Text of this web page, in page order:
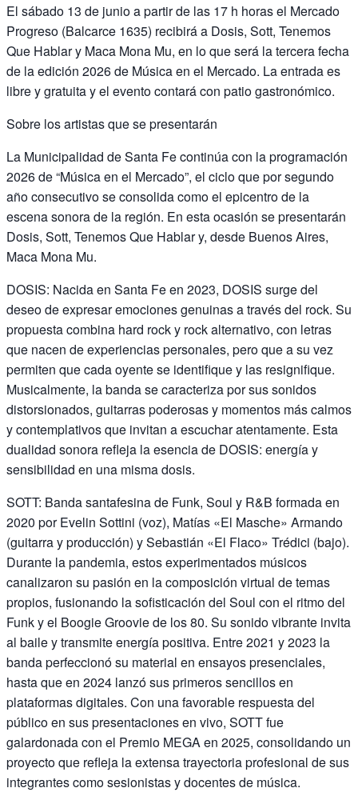
El sábado 13 de junio a partir de las 17 h horas el Mercado
Progreso (Balcarce 1635) recibirá a Dosis, Sott, Tenemos
Que Hablar y Maca Mona Mu, en lo que será la tercera fecha
de la edición 2026 de Música en el Mercado. La entrada es
libre y gratuita y el evento contará con patio gastronómico.
Sobre los artistas que se presentarán
La Municipalidad de Santa Fe continúa con la programación
2026 de “Música en el Mercado”, el ciclo que por segundo
año consecutivo se consolida como el epicentro de la
escena sonora de la región. En esta ocasión se presentarán
Dosis, Sott, Tenemos Que Hablar y, desde Buenos Aires,
Maca Mona Mu.
DOSIS: Nacida en Santa Fe en 2023, DOSIS surge del
deseo de expresar emociones genuinas a través del rock. Su
propuesta combina hard rock y rock alternativo, con letras
que nacen de experiencias personales, pero que a su vez
permiten que cada oyente se identifique y las resignifique.
Musicalmente, la banda se caracteriza por sus sonidos
distorsionados, guitarras poderosas y momentos más calmos
y contemplativos que invitan a escuchar atentamente. Esta
dualidad sonora refleja la esencia de DOSIS: energía y
sensibilidad en una misma dosis.
SOTT: Banda santafesina de Funk, Soul y R&B formada en
2020 por Evelin Sottini (voz), Matías «El Masche» Armando
(guitarra y producción) y Sebastián «El Flaco» Trédici (bajo).
Durante la pandemia, estos experimentados músicos
canalizaron su pasión en la composición virtual de temas
propios, fusionando la sofisticación del Soul con el ritmo del
Funk y el Boogie Groovie de los 80. Su sonido vibrante invita
al baile y transmite energía positiva. Entre 2021 y 2023 la
banda perfeccionó su material en ensayos presenciales,
hasta que en 2024 lanzó sus primeros sencillos en
plataformas digitales. Con una favorable respuesta del
público en sus presentaciones en vivo, SOTT fue
galardonada con el Premio MEGA en 2025, consolidando un
proyecto que refleja la extensa trayectoria profesional de sus
integrantes como sesionistas y docentes de música.